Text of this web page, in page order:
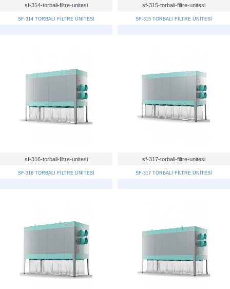
sf-314-torbali-filtre-unitesi
SF-314 TORBALI FİLTRE ÜNİTESİ
sf-315-torbali-filtre-unitesi
SF-315 TORBALI FİLTRE ÜNİTESİ
sf-316-torbali-filtre-unitesi
SF-316 TORBALI FİLTRE ÜNİTESİ
sf-317-torbali-filtre-unitesi
SF-317 TORBALI FİLTRE ÜNİTESİ